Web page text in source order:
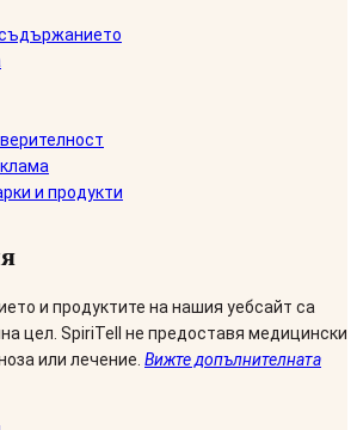
съдържанието
и продукти
и продуктите на нашия уебсайт са
цел. SpiriTell не предоставя медицински
или лечение. Вижте допълнителната